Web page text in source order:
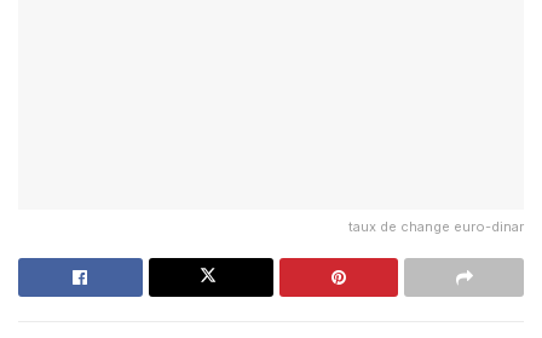
taux de change euro-dinar